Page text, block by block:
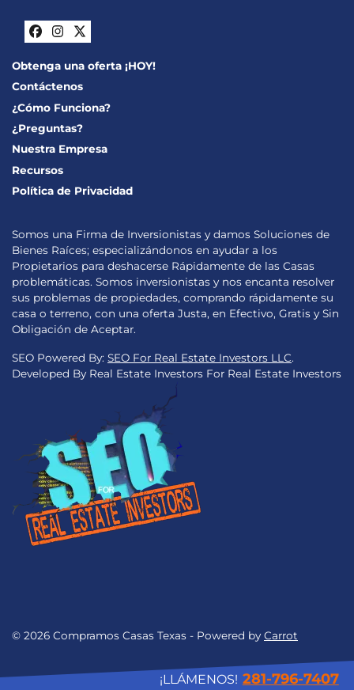
Facebook
Instagram
Twitter
Obtenga una oferta ¡HOY!
Contáctenos
¿Cómo Funciona?
¿Preguntas?
Nuestra Empresa
Recursos
Política de Privacidad
Somos una Firma de Inversionistas y damos Soluciones de
Bienes Raíces; especializándonos en ayudar a los
Propietarios para deshacerse Rápidamente de las Casas
problemáticas. Somos inversionistas y nos encanta resolver
sus problemas de propiedades, comprando rápidamente su
casa o terreno, con una oferta Justa, en Efectivo, Gratis y Sin
Obligación de Aceptar.
SEO Powered By: SEO For Real Estate Investors LLC.
Developed By Real Estate Investors For Real Estate Investors
© 2026 Compramos Casas Texas - Powered by Carrot
¡LLÁMENOS! 281-796-7407